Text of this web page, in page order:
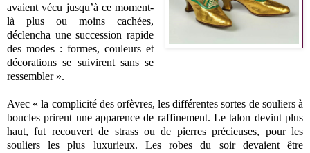
avaient vécu jusqu’à ce moment-
là plus ou moins cachées,
déclencha une succession rapide
des modes : formes, couleurs et
décorations se suivirent sans se
ressembler ».
Avec « la complicité des orfèvres, les différentes sortes de souliers à
boucles prirent une apparence de raffinement. Le talon devint plus
haut, fut recouvert de strass ou de pierres précieuses, pour les
souliers les plus luxurieux. Les robes du soir devaient être